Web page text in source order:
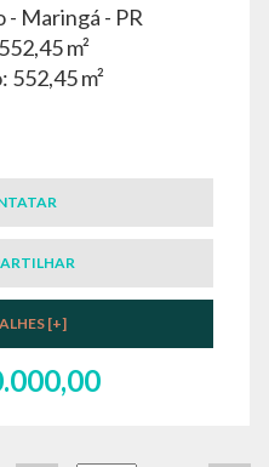
- Maringá - PR
m²
m²
[+]